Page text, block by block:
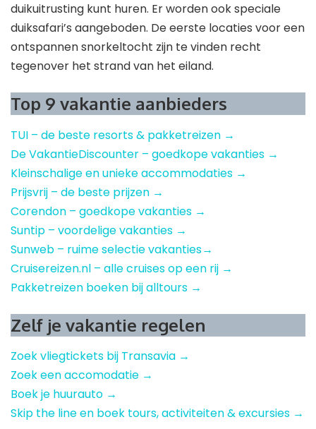
duikuitrusting kunt huren. Er worden ook speciale
duiksafari’s aangeboden. De eerste locaties voor een
ontspannen snorkeltocht zijn te vinden recht
tegenover het strand van het eiland.
Top 9 vakantie aanbieders
TUI – de beste resorts & pakketreizen →
De VakantieDiscounter – goedkope vakanties →
Kleinschalige en unieke accommodaties →
Prijsvrij – de beste prijzen →
Corendon – goedkope vakanties →
Suntip – voordelige vakanties →
Sunweb – ruime selectie vakanties→
Cruisereizen.nl – alle cruises op een rij →
Pakketreizen boeken bij alltours →
Zelf je vakantie regelen
Zoek vliegtickets bij Transavia →
Zoek een accomodatie →
Boek je huurauto →
Skip the line en boek tours, activiteiten & excursies →